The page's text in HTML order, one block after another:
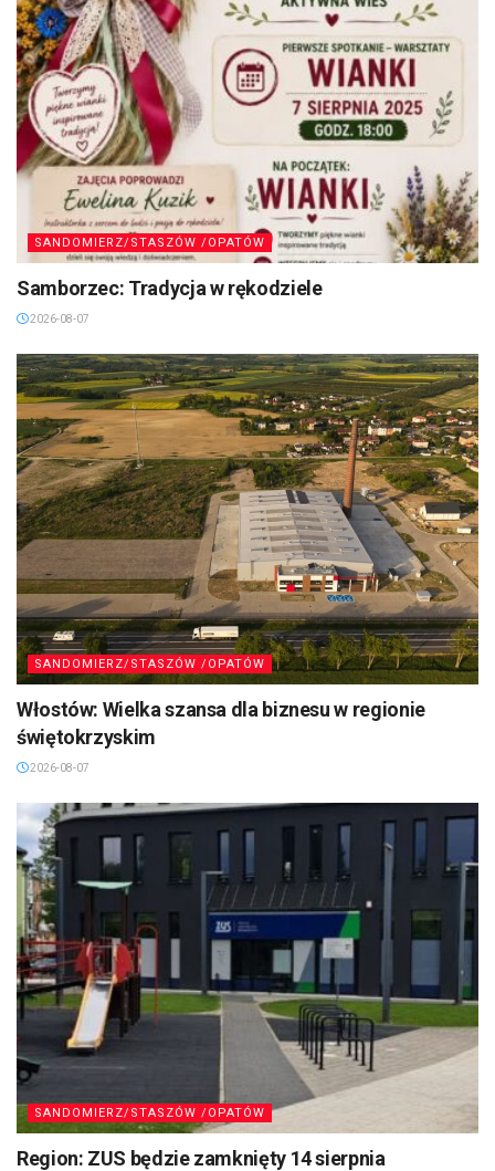
SANDOMIERZ/STASZÓW /OPATÓW
Samborzec: Tradycja w rękodziele
2026-08-07
SANDOMIERZ/STASZÓW /OPATÓW
Włostów: Wielka szansa dla biznesu w regionie
świętokrzyskim
2026-08-07
SANDOMIERZ/STASZÓW /OPATÓW
Region: ZUS będzie zamknięty 14 sierpnia